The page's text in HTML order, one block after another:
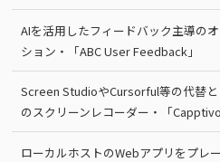
AIを活用したフィードバック主導の
ション・「ABC User Feedback」
Screen StudioやCursorful等の代替
のスクリーンレコーダー・「Capptivo
ローカルホストのWebアプリをプレ